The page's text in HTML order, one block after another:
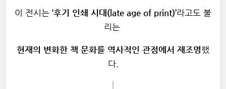
이 전시는 ‘후기 인쇄 시대(late age of print)’라고도 불
리는
현재의 변화한 책 문화를 역사적인 관점에서 재조명했
다.